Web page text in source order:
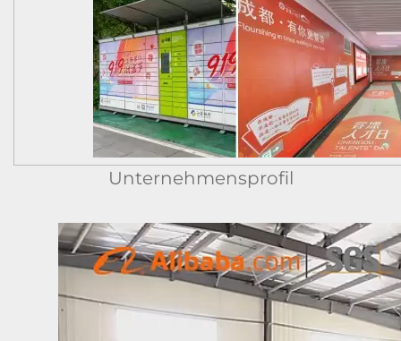
Unternehmensprofil